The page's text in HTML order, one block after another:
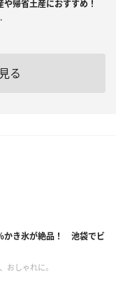
や帰省土産におすすめ！
る
かき氷が絶品！ 池袋でビ
おしゃれに。